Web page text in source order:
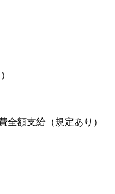
全額支給（規定あり）